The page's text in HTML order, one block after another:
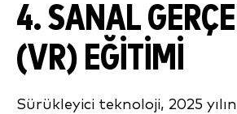
4. SANAL
(VR) EĞITIMI
Sürükleyici teknoloji, 2025